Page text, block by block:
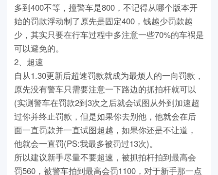
多到400不等，撞警车是800，不记得从哪个版本开
始的罚款浮动制了原先是固定400，钱越少罚款越
少，其实只要在行车过程中多注意一些70%的车祸是
可以避免的。
2、超速
自从1.30更新后超速罚款就成为最烦人的一向罚款，
原先没有警车只需要注意一下路边的抓拍杆就可以
(实测警车在罚款2到3次之后就会试图从外到加速超
过你并终止罚款，但是如果你去别他，他就会在后
面一直罚款并一直试图超越，如果你还是不让道，
他就会一直罚(PS:我最多被罚过13次)。
所以建议新手尽量不要超速，被抓拍杆拍到最高会
罚560，被警车拍到最高会罚1100，对于新手那一点